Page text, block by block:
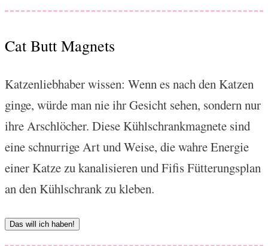
Cat Butt Magnets
Katzenliebhaber wissen: Wenn es nach den Katzen
ginge, würde man nie ihr Gesicht sehen, sondern nur
ihre Arschlöcher. Diese Kühlschrankmagnete sind
eine schnurrige Art und Weise, die wahre Energie
einer Katze zu kanalisieren und Fifis Fütterungsplan
an den Kühlschrank zu kleben.
Das will ich haben!